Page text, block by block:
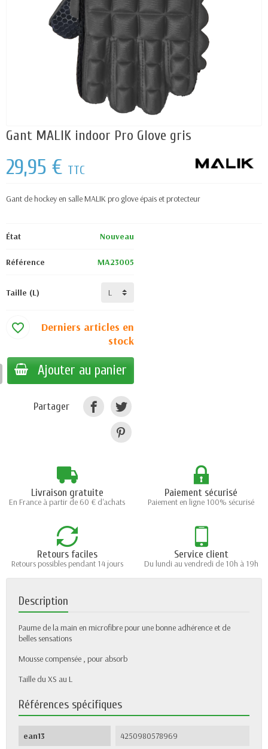
Gant MALIK indoor Pro Glove gris
29,95 € TTC
Gant de hockey en salle MALIK pro glove épais et protecteur
État Nouveau
Référence MA23005
Taille (L)
Derniers articles en
stock
Ajouter au panier
favorite_border
Partager
Livraison gratuite
En France à partir de 60 € d'achats
Paiement sécurisé
Paiement en ligne 100% sécurisé
Retours faciles
Retours possibles pendant 14 jours
Service client
Du lundi au vendredi de 10h à 19h
Description
Paume de la main en microfibre pour une bonne adhérence et de
belles sensations
Mousse compensée , pour absorb
Taille du XS au L
Références spécifiques
ean13 4250980578969